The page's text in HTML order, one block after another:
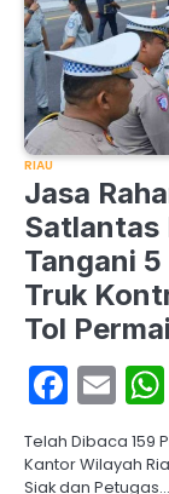
RIAU
Jasa
Satlantas
Tangani
Truk
Tol Permai
Telah Dibaca 159
Kantor Wilayah
Siak dan Petugas…